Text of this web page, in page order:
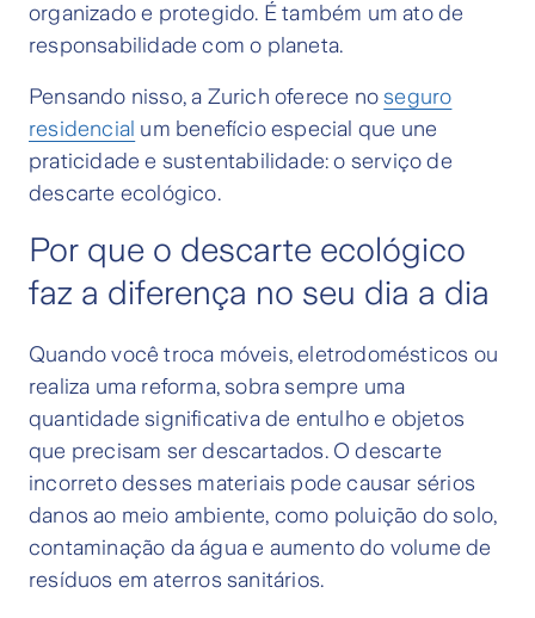
organizado e protegido. É também um ato de
responsabilidade com o planeta.
Pensando nisso, a Zurich oferece noseguro
residencial um benefício especial que une
praticidade e sustentabilidade: o serviço de
descarte ecológico.
Por que o descarte ecológico
faz a diferença no seu dia a dia
Quando você troca móveis, eletrodomésticos ou
realiza uma reforma, sobra sempre uma
quantidade significativa de entulho e objetos
que precisam ser descartados. O descarte
incorreto desses materiais pode causar sérios
danos ao meio ambiente, como poluição do solo,
contaminação da água e aumento do volume de
resíduos em aterros sanitários.